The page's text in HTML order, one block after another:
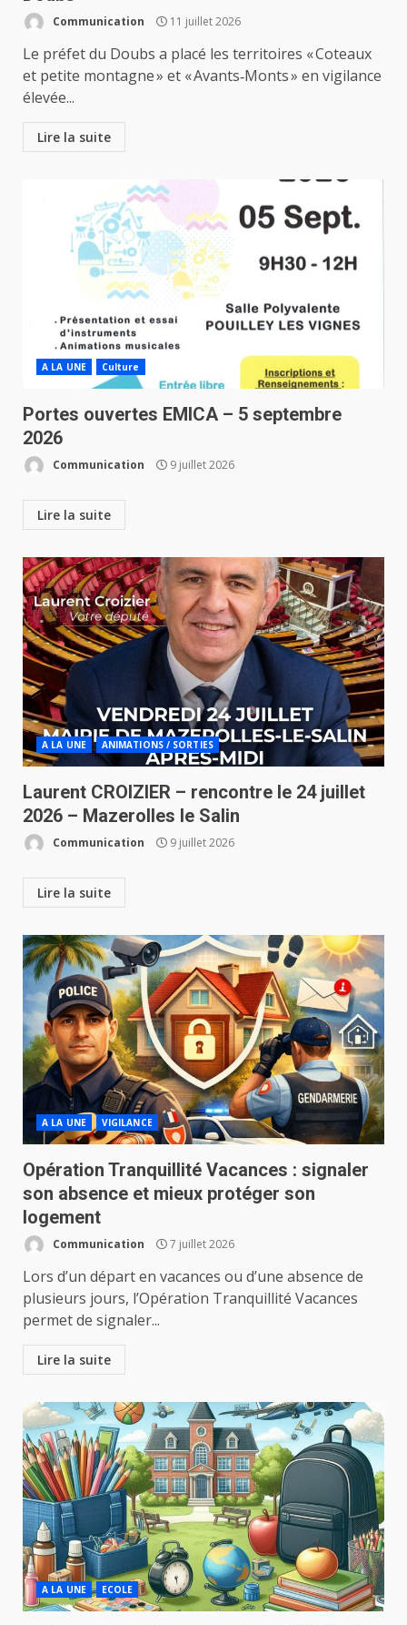
Communication 11 juillet 2026
Le préfet du Doubs a placé les territoires « Coteaux
et petite montagne » et « Avants‑Monts » en vigilance
élevée...
Lire la suite
A LA UNE Culture
Portes ouvertes EMICA – 5 septembre
2026
Communication 9 juillet 2026
Lire la suite
A LA UNE ANIMATIONS / SORTIES
Laurent CROIZIER – rencontre le 24 juillet
2026 – Mazerolles le Salin
Communication 9 juillet 2026
Lire la suite
A LA UNE VIGILANCE
Opération Tranquillité Vacances : signaler
son absence et mieux protéger son
logement
Communication 7 juillet 2026
Lors d’un départ en vacances ou d’une absence de
plusieurs jours, l’Opération Tranquillité Vacances
permet de signaler...
Lire la suite
A LA UNE ECOLE